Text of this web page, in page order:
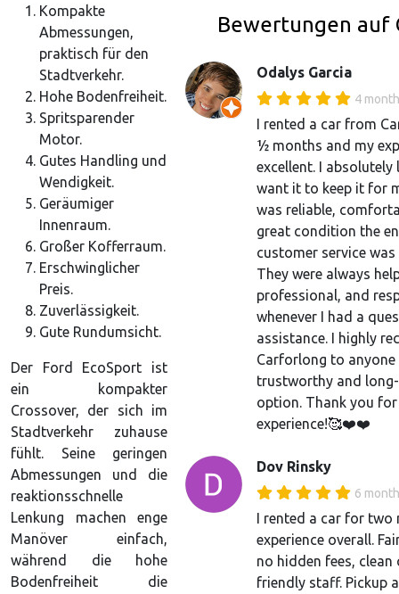
Bewertungen auf
Odalys Garcia
4
I rented a car from
½ months and my
excellent. I absolutely
want it to keep it for
was reliable,
great condition the
customer service
They were always
professional, and
whenever I had a
assistance. I highly
Carforlong to
trustworthy and
option. Thank you
experience!🥰❤️❤️
Dov Rinsky
6
I rented a car for two
experience overall.
no hidden fees, clean
friendly staff. Pickup
Kompakte
Abmessungen,
praktisch für den
Stadtverkehr.
Hohe Bodenfreiheit.
Spritsparender
Motor.
Gutes Handling und
Wendigkeit.
Geräumiger
Innenraum.
Großer Kofferraum.
Erschwinglicher
Preis.
Zuverlässigkeit.
Gute Rundumsicht.
Der Ford EcoSport ist
ein kompakter
Crossover, der sich im
Stadtverkehr zuhause
fühlt. Seine geringen
Abmessungen und die
reaktionsschnelle
Lenkung machen enge
Manöver einfach,
während die hohe
Bodenfreiheit die